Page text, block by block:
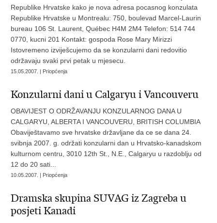
Republike Hrvatske kako je nova adresa pocasnog konzulata
Republike Hrvatske u Montrealu: 750, boulevad Marcel-Laurin
bureau 106 St. Laurent, Québec H4M 2M4 Telefon: 514 744
0770, kucni 201 Kontakt: gospoda Rose Mary Mirizzi
Istovremeno izviješcujemo da se konzularni dani redovitio
održavaju svaki prvi petak u mjesecu.
15.05.2007. | Priopćenja
Konzularni dani u Calgaryu i Vancouveru
OBAVIJEST O ODRŽAVANJU KONZULARNOG DANA U
CALGARYU, ALBERTA I VANCOUVERU, BRITISH COLUMBIA
Obaviještavamo sve hrvatske državljane da ce se dana 24.
svibnja 2007. g. održati konzularni dan u Hrvatsko-kanadskom
kulturnom centru, 3010 12th St., N.E., Calgaryu u razdoblju od
12 do 20 sati...
10.05.2007. | Priopćenja
Dramska skupina SUVAG iz Zagreba u
posjeti Kanadi